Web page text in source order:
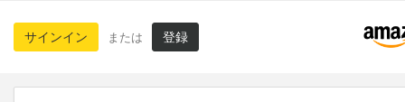
サインイン または 登録